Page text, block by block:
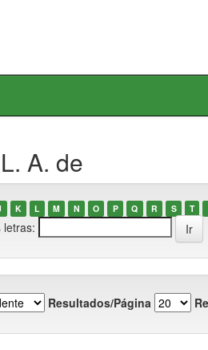
A. de
K L M N O P Q R S T
letras:
Resultados/Página